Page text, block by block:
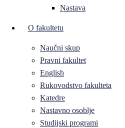
Nastava
O fakultetu
Naučni skup
Pravni fakultet
English
Rukovodstvo fakulteta
Katedre
Nastavno osoblje
Studijski programi